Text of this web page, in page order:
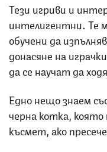
Тези игриви и
интелигентни. Те
обучени да
донасяне на
да се научат да
Едно нещо знаем
черна котка,
късмет, ако